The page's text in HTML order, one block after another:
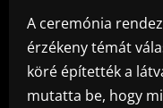
A ceremónia
érzékeny témát
köré építették a
mutatta be, hogy